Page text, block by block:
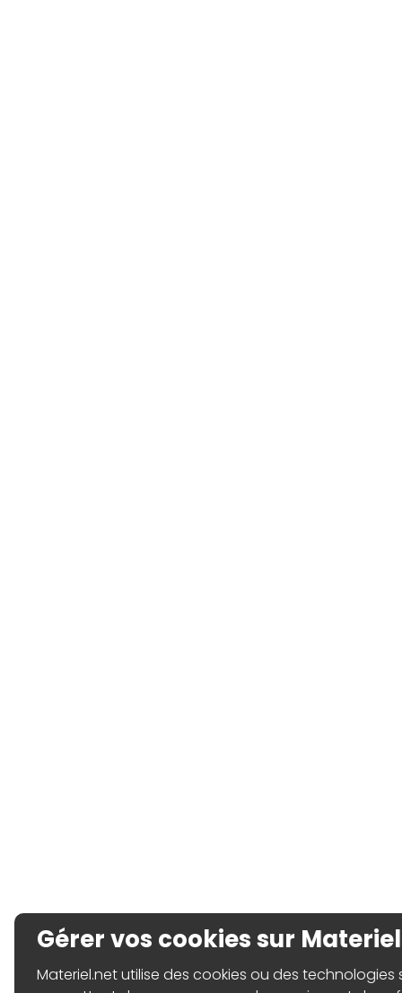
Gérer vos cookies sur
Materiel.net utilise des cookies ou des technologies